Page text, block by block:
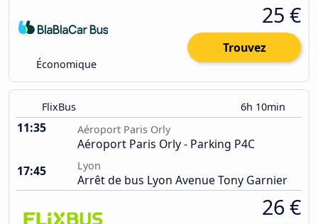
Économique
25 €
Trouvez
FlixBus 6h 10min
11:35 Aéroport Paris Orly
Aéroport Paris Orly - Parking P4C
17:45
Lyon
Arrêt de bus Lyon Avenue Tony Garnier
26 €